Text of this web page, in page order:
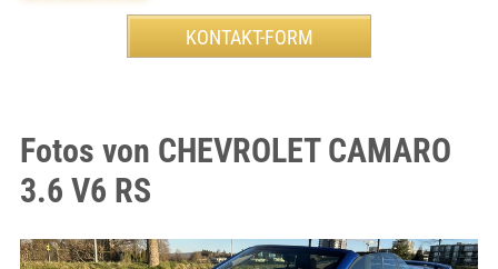
Fotos von CHEVROLET CAMARO
3.6 V6 RS